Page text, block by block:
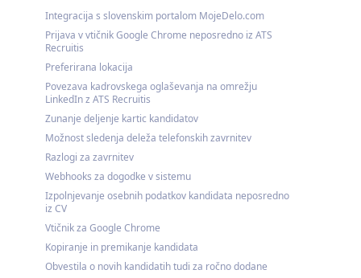
Integracija s slovenskim portalom MojeDelo.com
Prijava v vtičnik Google Chrome neposredno iz ATS
Recruitis
Preferirana lokacija
Povezava kadrovskega oglaševanja na omrežju
LinkedIn z ATS Recruitis
Zunanje deljenje kartic kandidatov
Možnost sledenja deleža telefonskih zavrnitev
Razlogi za zavrnitev
Webhooks za dogodke v sistemu
Izpolnjevanje osebnih podatkov kandidata neposredno
iz CV
Vtičnik za Google Chrome
Kopiranje in premikanje kandidata
Obvestila o novih kandidatih tudi za ročno dodane